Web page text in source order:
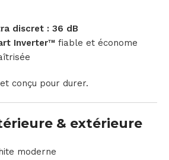
discret : 36 dB
Inverter™ fiable et économe
conçu pour durer.
& extérieure
moderne